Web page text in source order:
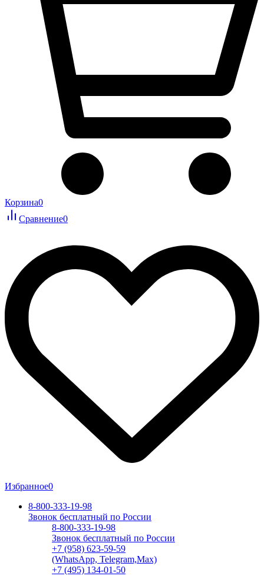
Корзина0
Сравнение0
Избранное0
8-800-333-19-98
Звонок бесплатный по России
8-800-333-19-98
Звонок бесплатный по России
+7 (958) 623-59-59
(WhatsApp, Telegram,Max)
+7 (495) 134-01-50